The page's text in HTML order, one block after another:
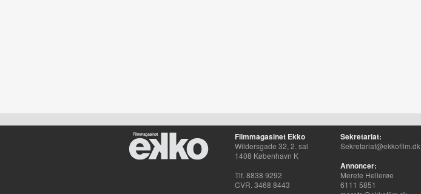
Filmmagasinet Ekko
Wildersgade 32, 2. sal
1408 København K
Tlf. 8838 9292
CVR. 3468 8443
Sekretariat:
Sekretariat@ekkofilm.dk
Annoncer:
Merete Hellerøe
6111 5851